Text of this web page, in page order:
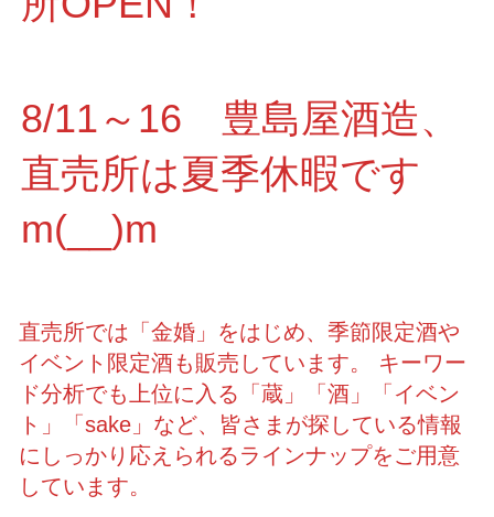
8/11～16 豊島屋酒造、
直売所は夏季休暇です
m(__)m
直売所では「金婚」をはじめ、季節限定酒や
イベント限定酒も販売しています。 キーワー
ド分析でも上位に入る「蔵」「酒」「イベン
ト」「sake」など、皆さまが探している情報
にしっかり応えられるラインナップをご用意
しています。